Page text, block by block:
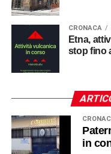
CRONACA
Etna,
stop fino
in